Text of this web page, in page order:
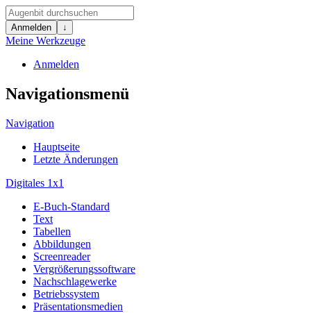
Anmelden ↓
Meine Werkzeuge
Anmelden
Navigationsmenü
Navigation
Hauptseite
Letzte Änderungen
Digitales 1x1
E-Buch-Standard
Text
Tabellen
Abbildungen
Screenreader
Vergrößerungssoftware
Nachschlagewerke
Betriebssystem
Präsentationsmedien